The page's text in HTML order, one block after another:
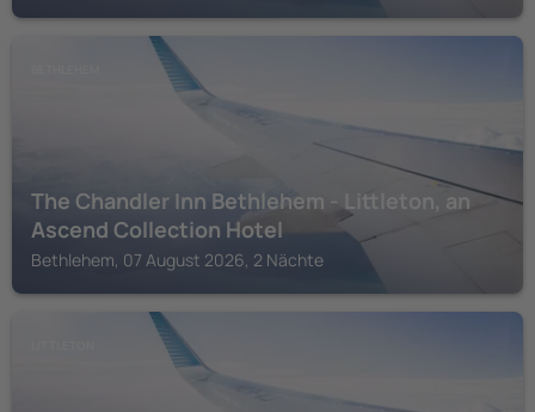
The Chandler Inn Bethlehem - Littleton, an
Ascend Collection Hotel
Bethlehem, 07 August 2026, 2 Nächte